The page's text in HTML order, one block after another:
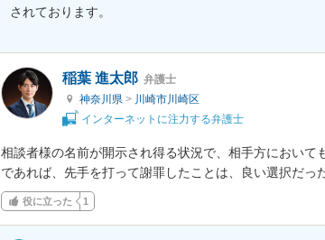
されております。
稲葉 進太郎 弁護士
神奈川県 > 川崎市川崎区
インターネットに注力する弁護士
相談者様の名前が開示され得る状況で、相手方において
であれば、先手を打って謝罪したことは、良い選択だっ
役に立った 1